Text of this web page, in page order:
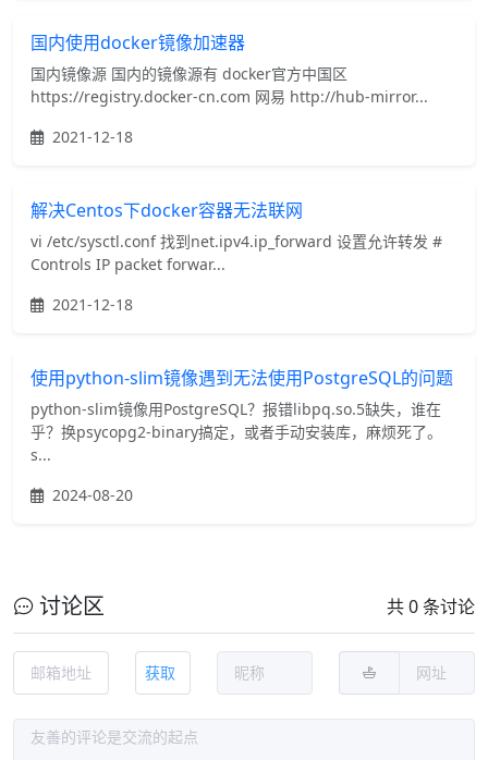
国内使用docker镜像加速器
国内镜像源 国内的镜像源有 docker官方中国区
https://registry.docker-cn.com 网易 http://hub-mirror...
2021-12-18
解决Centos下docker容器无法联网
vi /etc/sysctl.conf 找到net.ipv4.ip_forward 设置允许转发 #
Controls IP packet forwar...
2021-12-18
使用python-slim镜像遇到无法使用PostgreSQL的问题
python-slim镜像用PostgreSQL？报错libpq.so.5缺失，谁在
乎？换psycopg2-binary搞定，或者手动安装库，麻烦死了。
s...
2024-08-20
讨论区 共 0 条讨论
获取